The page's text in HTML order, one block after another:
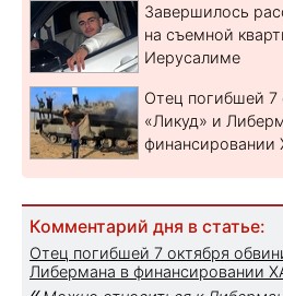
Завершилось
на съемной
Иерусалиме
Отец погибшей 7
«Ликуд» и
Комментарий дня в статье:
Отец погибшей 7 октября
Либермана в финансировании